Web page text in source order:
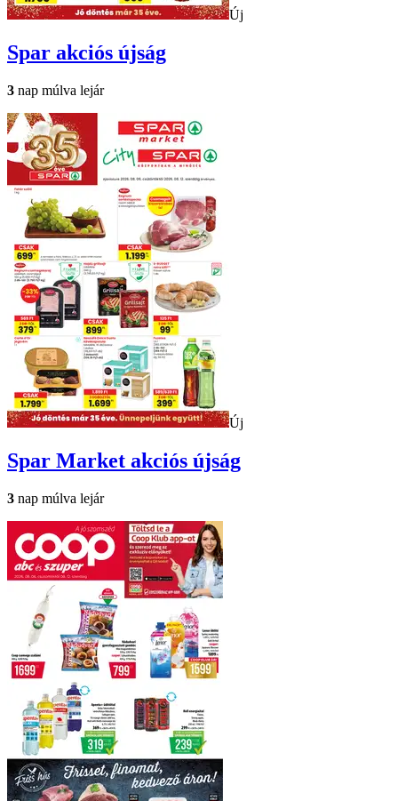
Új
Spar akciós újság
3 nap múlva lejár
Új
Spar Market akciós újság
3 nap múlva lejár